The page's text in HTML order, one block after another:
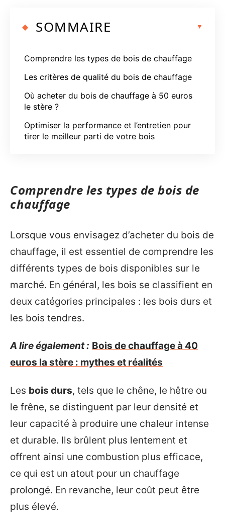
SOMMAIRE
Comprendre les types de bois de chauffage
Les critères de qualité du bois de chauffage
Où acheter du bois de chauffage à 50 euros
le stère ?
Optimiser la performance et l’entretien pour
tirer le meilleur parti de votre bois
Comprendre les types de bois de
chauffage
Lorsque vous envisagez d’acheter du bois de
chauffage, il est essentiel de comprendre les
différents types de bois disponibles sur le
marché. En général, les bois se classifient en
deux catégories principales : les bois durs et
les bois tendres.
A lire également : Bois de chauffage à 40
euros la stère : mythes et réalités
Les bois durs, tels que le chêne, le hêtre ou
le frêne, se distinguent par leur densité et
leur capacité à produire une chaleur intense
et durable. Ils brûlent plus lentement et
offrent ainsi une combustion plus efficace,
ce qui est un atout pour un chauffage
prolongé. En revanche, leur coût peut être
plus élevé.